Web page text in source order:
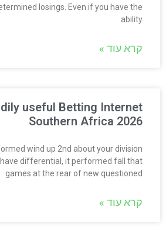
losings. Even if you have the
ability
קרא עוד »
useful Betting Internet
Southern Africa 2026
wind up 2nd about your division
differential, it performed fall that
games at the rear of new questioned
קרא עוד »